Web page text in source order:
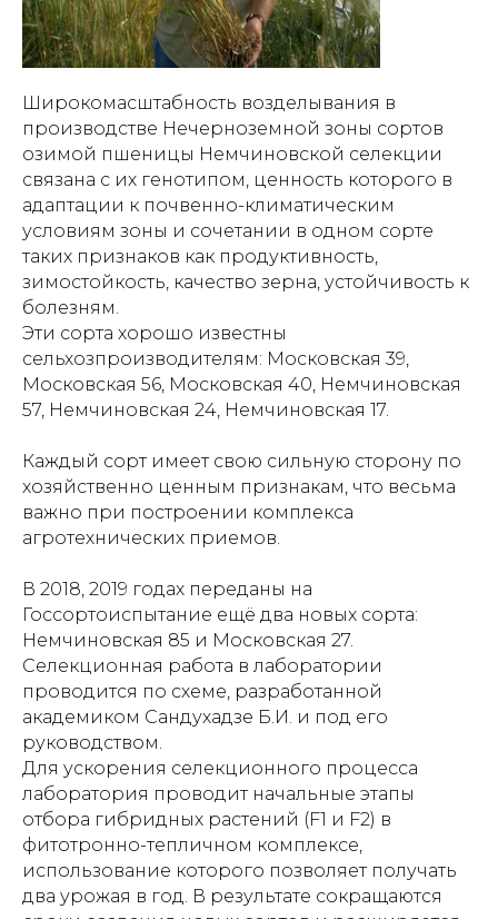
Широкомасштабность возделывания в
производстве Нечерноземной зоны сортов
озимой пшеницы Немчиновской селекции
связана с их генотипом, ценность которого в
адаптации к почвенно-климатическим
условиям зоны и сочетании в одном сорте
таких признаков как продуктивность,
зимостойкость, качество зерна, устойчивость к
болезням.
Эти сорта хорошо известны
сельхозпроизводителям: Московская 39,
Московская 56, Московская 40, Немчиновская
57, Немчиновская 24, Немчиновская 17.
Каждый сорт имеет свою сильную сторону по
хозяйственно ценным признакам, что весьма
важно при построении комплекса
агротехнических приемов.
В 2018, 2019 годах переданы на
Госсортоиспытание ещё два новых сорта:
Немчиновская 85 и Московская 27.
Селекционная работа в лаборатории
проводится по схеме, разработанной
академиком Сандухадзе Б.И. и под его
руководством.
Для ускорения селекционного процесса
лаборатория проводит начальные этапы
отбора гибридных растений (F1 и F2) в
фитотронно-тепличном комплексе,
использование которого позволяет получать
два урожая в год. В результате сокращаются